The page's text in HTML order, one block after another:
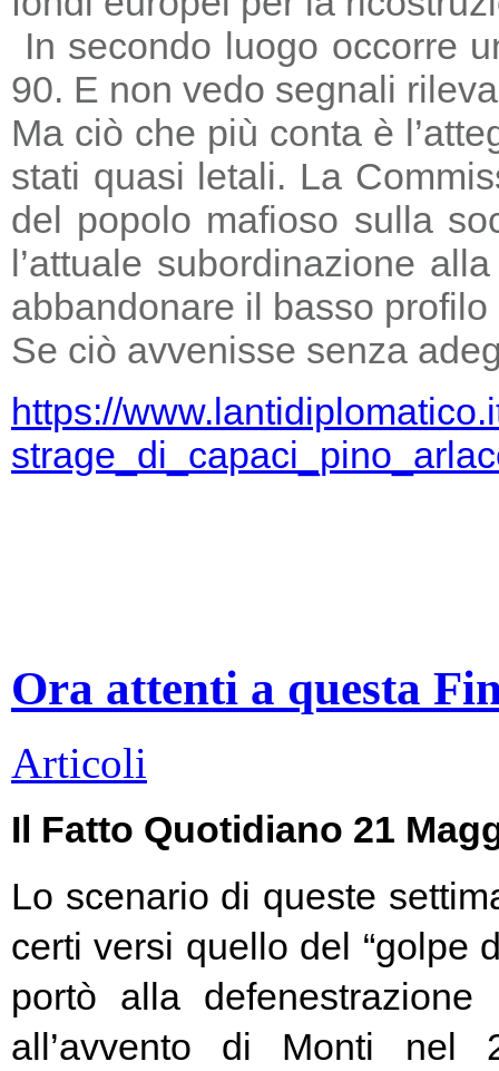
In secondo luogo occorre
90. E non vedo segnali
Ma ciò che più conta è
stati quasi letali. La
del popolo mafioso sulla
l’attuale subordinazione
abbandonare il basso
Se ciò avvenisse senza
https://
Ora attenti a questa
Articoli
Il Fatto Quotidiano 21
Lo scenario di queste
certi versi quello del “golpe
portò alla
all’avvento di Monti nel